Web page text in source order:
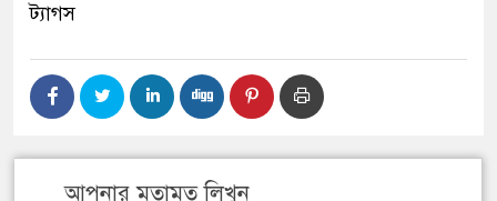
ট্যাগস
আপনার মতামত লিখুন